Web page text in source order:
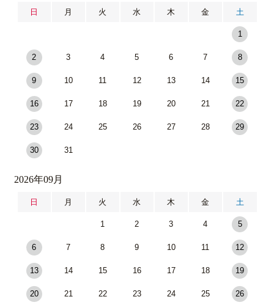
日 月 火 水 木 金 土
1
2 3 4 5 6 7 8
9 10 11 12 13 14 15
16 17 18 19 20 21 22
23 24 25 26 27 28 29
30 31
2026年09月
日 月 火 水 木 金 土
1 2 3 4 5
6 7 8 9 10 11 12
13 14 15 16 17 18 19
20 21 22 23 24 25 26